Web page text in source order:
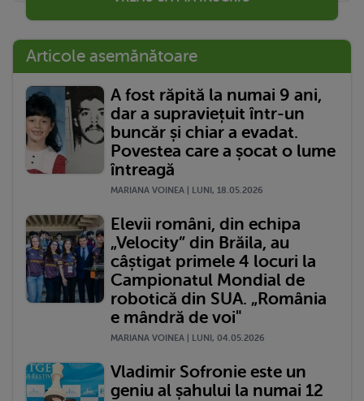
Articole asemănătoare
A fost răpită la numai 9 ani,
dar a supraviețuit într-un
buncăr și chiar a evadat.
Povestea care a șocat o lume
întreagă
MARIANA VOINEA | LUNI, 18.05.2026
Elevii români, din echipa
„Velocity” din Brăila, au
câștigat primele 4 locuri la
Campionatul Mondial de
robotică din SUA. „România
e mândră de voi"
MARIANA VOINEA | LUNI, 04.05.2026
Vladimir Sofronie este un
geniu al șahului la numai 12